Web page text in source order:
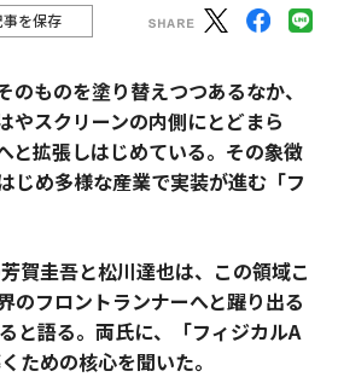
事を保存
のものを塗り替えつつあるなか、
やスクリーンの内側にとどまら
と拡張しはじめている。その象徴
じめ多様な産業で実装が進む「フ
賀圭吾と松川達也は、この領域こ
のフロントランナーへと躍り出る
と語る。両氏に、「フィジカルA
ための核心を聞いた。